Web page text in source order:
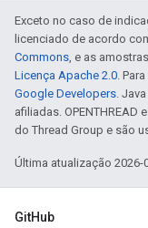
Exceto no caso de
licenciado de acordo
Commons, e as
Licença Apache 2.0.
Google Developers.
afiliadas.
do Thread Group e são
Última atualização 2026-
GitHub